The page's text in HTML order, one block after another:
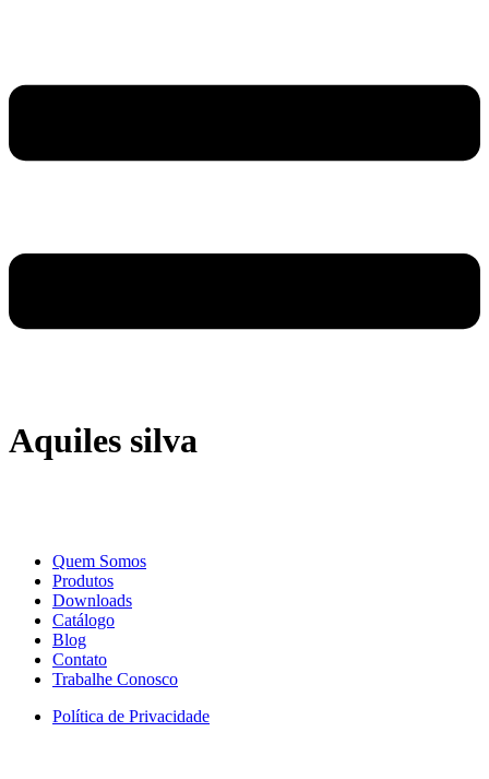
Aquiles silva
Quem Somos
Produtos
Downloads
Catálogo
Blog
Contato
Trabalhe Conosco
Política de Privacidade